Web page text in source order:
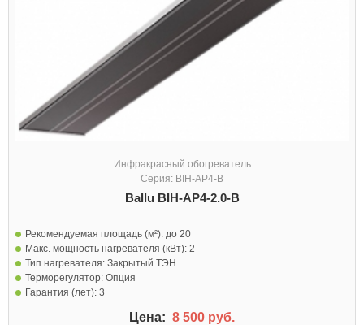
Инфракрасный обогреватель
Серия: BIH-AP4-B
Ballu BIH-AP4-2.0-B
Рекомендуемая площадь (м²): до 20
Макс. мощность нагревателя (кВт): 2
Тип нагревателя: Закрытый ТЭН
Терморегулятор: Опция
Гарантия (лет): 3
Цена: 8 500 руб.